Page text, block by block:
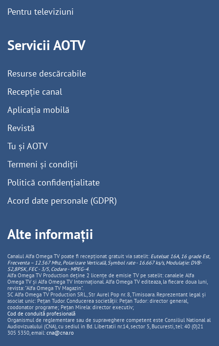
Pentru televiziuni
Servicii AOTV
Resurse descărcabile
Recepție canal
Aplicația mobilă
Revistă
Tu și AOTV
Termeni și condiții
Politică confidențialitate
Acord date personale (GDPR)
Alte informații
Canalul Alfa Omega TV poate fi recepționat gratuit via satelit: Eutelsat 16A, 16 grade Est,
Frecventa – 12.567 Mhz, PolarizareVerticală, Symbol rate - 16.667 ks/s, Modulație: DVB-
S2,8PSK, FEC - 3/5, Codare - MPEG-4.
Alfa Omega TV Production deține 2 licențe de emisie TV pe satelit: canalele Alfa
Omega TV și Alfa Omega TV Internațional. Alfa Omega TV editeaza, la fiecare doua luni,
revista: "Alfa Omega TV Magazin".
SC Alfa Omega TV Production SRL, Str Aurel Pop nr. 8, Timisoara. Reprezentant legal și
asociat unic: Pețan Tudor. Conducerea societății: Pețan Tudor: director general,
coodonator programe; Pețan Mirela: director executiv;
Cod de conduită profesională
Organismul de reglementare sau de supraveghere competent este Consiliul National al
Audiovizualului (CNA), cu sediul in Bd. Libertatii nr.14, sector 5, Bucuresti, tel: 40 (0)21
305 5350, email: cna@cna.ro